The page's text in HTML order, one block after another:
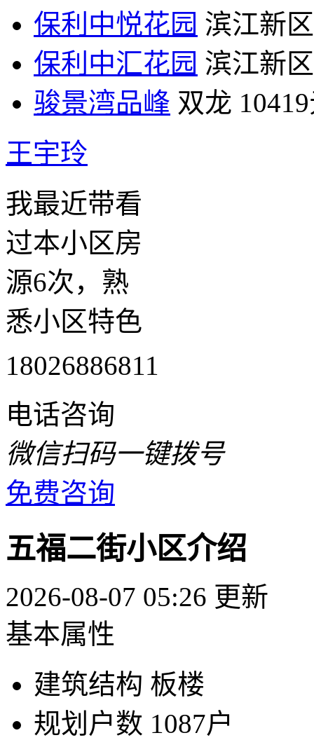
保利中悦花园 滨江新区
保利中汇花园 滨江新区
骏景湾品峰 双龙
王宇玲
我最近带看
过本小区房
源6次，熟
悉小区特色
18026886811
电话咨询
微信扫码一键拨号
免费咨询
五福二街小区介绍
2026-08-07 05:26 更新
基本属性
建筑结构 板楼
规划户数 1087户